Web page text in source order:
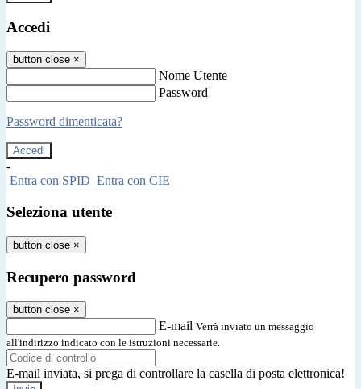
Accedi
button close ×
Nome Utente
Password
Password dimenticata?
-
Entra con SPID Entra con CIE
Seleziona utente
button close ×
Recupero password
button close ×
E-mail Verrà inviato un messaggio
all'indirizzo indicato con le istruzioni necessarie.
E-mail inviata, si prega di controllare la casella di posta elettronica!